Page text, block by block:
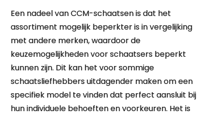
Een nadeel van CCM-schaatsen is dat het
assortiment mogelijk beperkter is in vergelijking
met andere merken, waardoor de
keuzemogelijkheden voor schaatsers beperkt
kunnen zijn. Dit kan het voor sommige
schaatsliefhebbers uitdagender maken om een
specifiek model te vinden dat perfect aansluit bij
hun individuele behoeften en voorkeuren. Het is